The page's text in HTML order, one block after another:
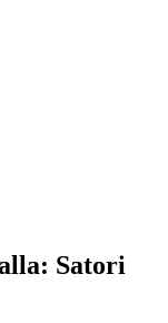
Satori